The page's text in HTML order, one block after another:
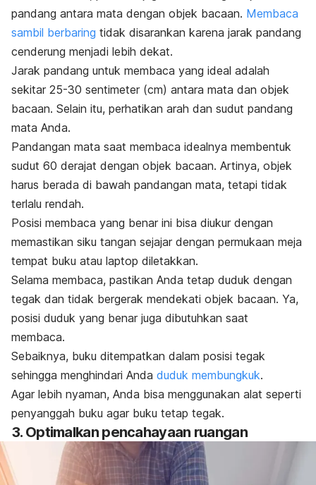
pandang antara mata dengan objek bacaan. Membaca
sambil berbaring tidak disarankan karena jarak pandang
cenderung menjadi lebih dekat.
Jarak pandang untuk membaca yang ideal adalah
sekitar 25-30 sentimeter (cm) antara mata dan objek
bacaan. Selain itu, perhatikan arah dan sudut pandang
mata Anda.
Pandangan mata saat membaca idealnya membentuk
sudut 60 derajat dengan objek bacaan. Artinya, objek
harus berada di bawah pandangan mata, tetapi tidak
terlalu rendah.
Posisi membaca yang benar ini bisa diukur dengan
memastikan siku tangan sejajar dengan permukaan meja
tempat buku atau laptop diletakkan.
Selama membaca, pastikan Anda tetap duduk dengan
tegak dan tidak bergerak mendekati objek bacaan. Ya,
posisi duduk yang benar juga dibutuhkan saat
membaca.
Sebaiknya, buku ditempatkan dalam posisi tegak
sehingga menghindari Anda duduk membungkuk.
Agar lebih nyaman, Anda bisa menggunakan alat seperti
penyanggah buku agar buku tetap tegak.
3. Optimalkan pencahayaan ruangan